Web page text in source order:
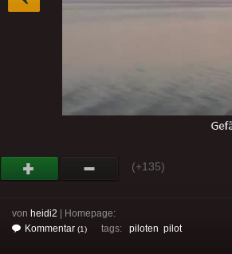
(+135)
von heidi2 | Homepage:
Kommentar (1) tags: piloten pilot